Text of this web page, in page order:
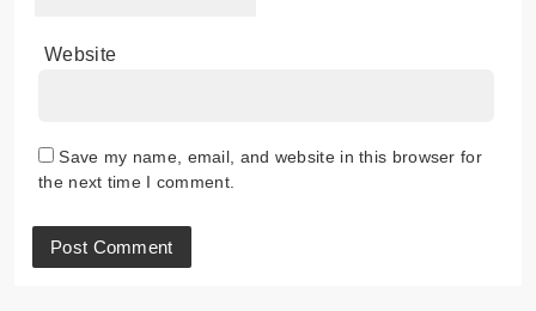
Website
Save my name, email, and website in this browser for
the next time I comment.